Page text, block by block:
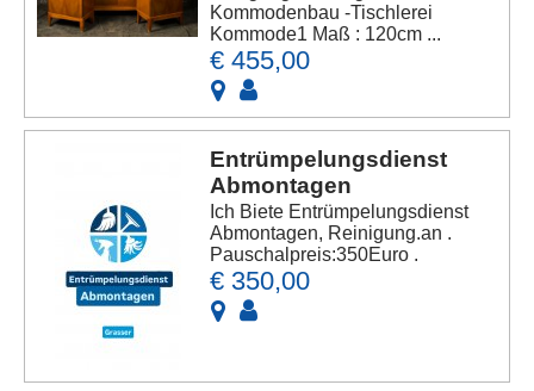
Kommodenbau -Tischlerei
Kommode1 Maß : 120cm ...
€ 455,00
Entrümpelungsdienst
Abmontagen
Ich Biete Entrümpelungsdienst
Abmontagen, Reinigung.an .
Pauschalpreis:350Euro .
€ 350,00